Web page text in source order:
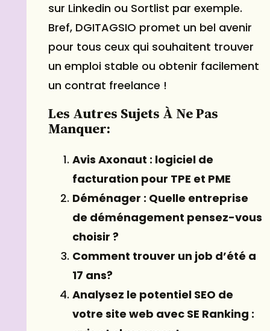
sur Linkedin ou Sortlist par exemple.
Bref, DGITAGSIO promet un bel avenir
pour tous ceux qui souhaitent trouver
un emploi stable ou obtenir facilement
un contrat freelance !
Les Autres Sujets À Ne Pas
Manquer:
Avis Axonaut : logiciel de
facturation pour TPE et PME
Déménager : Quelle entreprise
de déménagement pensez-vous
choisir ?
Comment trouver un job d’été a
17 ans?
Analysez le potentiel SEO de
votre site web avec SE Ranking :